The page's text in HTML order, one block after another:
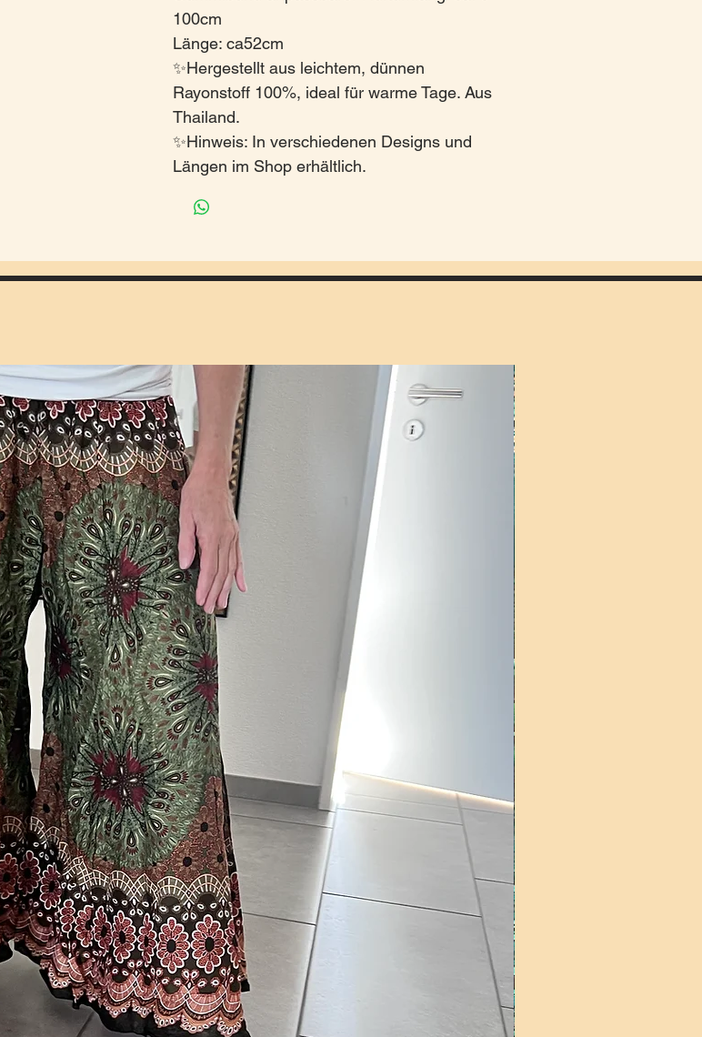
100cm
Länge: ca52cm
✨Hergestellt aus leichtem, dünnen
Rayonstoff 100%, ideal für warme Tage. Aus
Thailand.
✨Hinweis: In verschiedenen Designs und
Längen im Shop erhältlich.